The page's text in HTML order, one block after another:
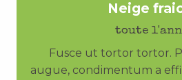
Neige
toute
Fusce ut tortor tortor.
augue, condimentum a